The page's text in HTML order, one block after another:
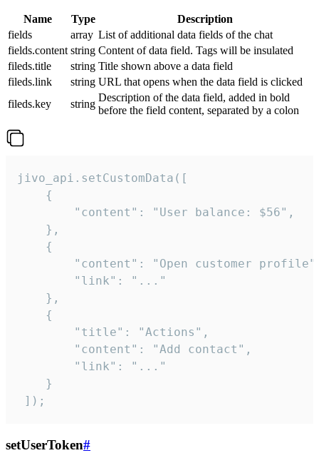
Name Type
Description
fields
array List of additional data fields of the chat
fields.content string Content of data field. Tags will be insulated
fileds.title
string Title shown above a data field
fileds.link
string URL that opens when the data field is clicked
fileds.key
string
Description of the data field, added in bold
before the field content, separated by a colon
jivo_api.setCustomData([
    {
        "content": "User balance: $56",
    },
    {
"content": "Open customer
        "link": "..."
    },
    {
        "title": "Actions",
        "content": "Add contact",
        "link": "..."
    }
]);
setUserToken#